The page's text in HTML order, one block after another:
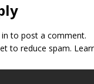
to post a comment.
to reduce spam.